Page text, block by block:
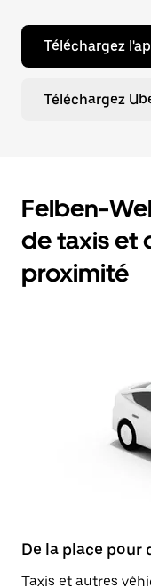
Téléchargez
Téléchargez
Felben-
de taxis et
proximité
De la place pour
Taxis et autres